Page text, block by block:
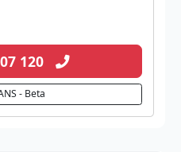
120
- Beta